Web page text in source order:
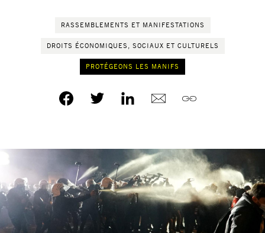
RASSEMBLEMENTS ET MANIFESTATIONS
DROITS ÉCONOMIQUES, SOCIAUX ET CULTURELS
PROTÉGEONS LES MANIFS